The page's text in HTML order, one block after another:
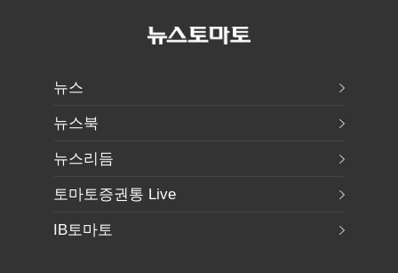
뉴스
뉴스북
뉴스리듬
토마토증권통 Live
IB토마토